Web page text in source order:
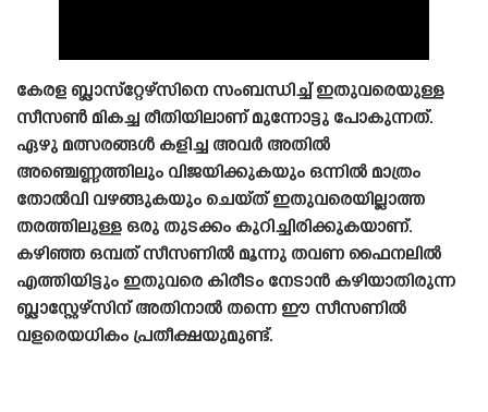
കേരള ബ്ലാസ്‌റ്റേഴ്‌സിനെ സംബന്ധിച്ച് ഇതുവരെയുള്ള
സീസൺ മികച്ച രീതിയിലാണ് മുന്നോട്ടു പോകുന്നത്.
ഏഴു മത്സരങ്ങൾ കളിച്ച അവർ അതിൽ
അഞ്ചെണ്ണത്തിലും വിജയിക്കുകയും ഒന്നിൽ മാത്രം
തോൽവി വഴങ്ങുകയും ചെയ്‌ത്‌ ഇതുവരെയില്ലാത്ത
തരത്തിലുള്ള ഒരു തുടക്കം കുറിച്ചിരിക്കുകയാണ്.
കഴിഞ്ഞ ഒമ്പത് സീസണിൽ മൂന്നു തവണ ഫൈനലിൽ
എത്തിയിട്ടും ഇതുവരെ കിരീടം നേടാൻ കഴിയാതിരുന്ന
ബ്ലാസ്റ്റേഴ്‌സിന് അതിനാൽ തന്നെ ഈ സീസണിൽ
വളരെയധികം പ്രതീക്ഷയുമുണ്ട്.